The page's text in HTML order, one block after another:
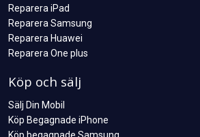
Reparera iPad
Reparera Samsung
Reparera Huawei
Reparera One plus
Köp och sälj
Sälj Din Mobil
Köp Begagnade iPhone